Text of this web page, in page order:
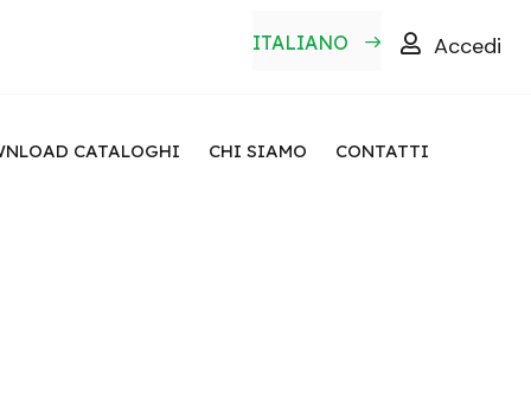
ITALIANO Accedi
CATALOGHI CHI SIAMO CONTATTI